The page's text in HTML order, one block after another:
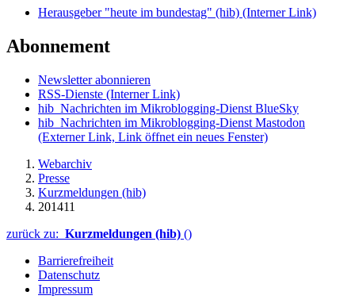
Herausgeber "heute im bundestag" (hib) (Interner Link)
Abonnement
Newsletter abonnieren
RSS-Dienste (Interner Link)
hib_Nachrichten im Mikroblogging-Dienst BlueSky
hib_Nachrichten im Mikroblogging-Dienst Mastodon
(Externer Link, Link öffnet ein neues Fenster)
Webarchiv
Presse
Kurzmeldungen (hib)
201411
zurück zu: Kurzmeldungen (hib) ()
Barrierefreiheit
Datenschutz
Impressum